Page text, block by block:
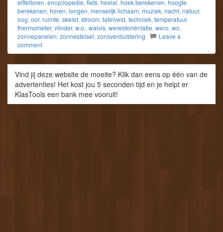
eiffeltoren, encyclopedie, fiets, heelal, hoek berekenen, hoogte
berekenen, horen, longen, menselijk lichaam, muziek, nacht, natuur,
oog, oor, ruimte, skelet, stroom, tafelveld, techniek, temperatuur,
thermometer, vlinder, w.o., walvis, wereldoriëntatie, wero, wo,
zonnepanelen, zonnestelsel, zonsverduistering
Leave a
comment
Vind jij deze website de moeite? Klik dan eens op één van de
advertenties! Het kost jou 5 seconden tijd en je helpt er
KlasTools een bank mee vooruit!